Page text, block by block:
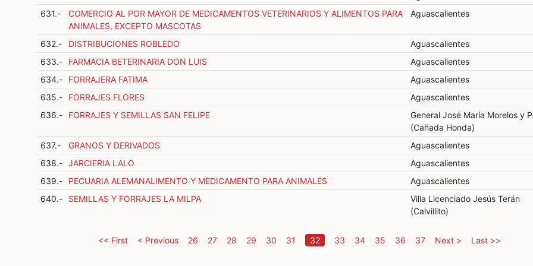
631.-
COMERCIO AL POR MAYOR DE MEDICAMENTOS VETERINARIOS Y ALIMENTOS PARA
ANIMALES, EXCEPTO MASCOTAS
Aguascalientes
632.- DISTRIBUCIONES ROBLEDO
Aguascalientes
633.-
FARMACIA BETERINARIA DON LUIS
Aguascalientes
634.-
FORRAJERA FATIMA
Aguascalientes
635.-
FORRAJES FLORES
Aguascalientes
636.-
FORRAJES Y SEMILLAS SAN FELIPE
General José María Morelos y
(Cañada Honda)
637.-
GRANOS Y DERIVADOS
Aguascalientes
638.-
JARCIERIA LALO
Aguascalientes
639.-
PECUARIA ALEMANALIMENTO Y MEDICAMENTO PARA ANIMALES
Aguascalientes
640.-
SEMILLAS Y FORRAJES LA MILPA
Villa Licenciado Jesús Terán
(Calvillito)
<< First < Previous 26 27 28 29 30 31 32(current)
33 34 35 36 37 Next > Last >>